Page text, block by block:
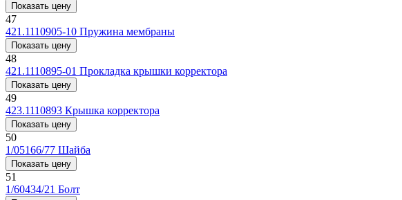
Показать цену
47
421.1110905-10 Пружина мембраны
Показать цену
48
421.1110895-01 Прокладка крышки корректора
Показать цену
49
423.1110893 Крышка корректора
Показать цену
50
1/05166/77 Шайба
Показать цену
51
1/60434/21 Болт